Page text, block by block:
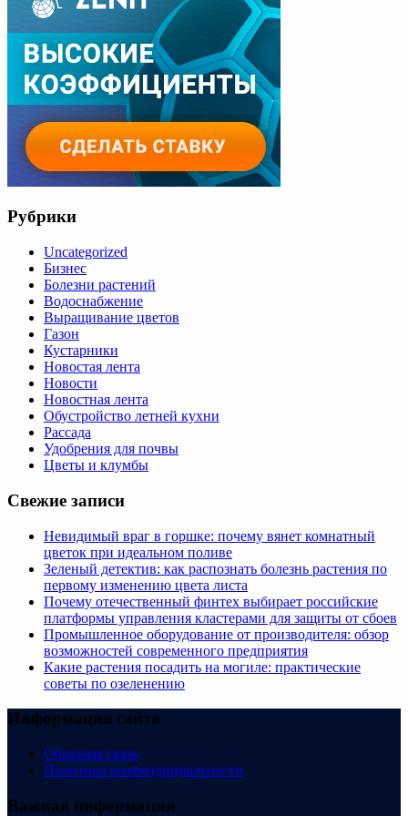
Рубрики
Uncategorized
Бизнес
Болезни растений
Водоснабжение
Выращивание цветов
Газон
Кустарники
Новостая лента
Новости
Новостная лента
Обустройство летней кухни
Рассада
Удобрения для почвы
Цветы и клумбы
Свежие записи
Невидимый враг в горшке: почему вянет комнатный
цветок при идеальном поливе
Зеленый детектив: как распознать болезнь растения по
первому изменению цвета листа
Почему отечественный финтех выбирает российские
платформы управления кластерами для защиты от сбоев
Промышленное оборудование от производителя: обзор
возможностей современного предприятия
Какие растения посадить на могиле: практические
советы по озеленению
Информация сайта
Обратная связь
Политика конфендициальности
Важная информация